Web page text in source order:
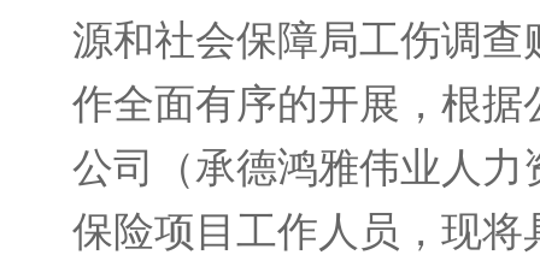
源和社会保障局工伤调
作全面有序的开展，根
公司（承德鸿雅伟业人
保险项目工作人员，现